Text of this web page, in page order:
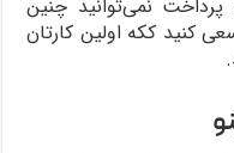
نمی‌توانید چنین
کنید ککه اولین کارتان